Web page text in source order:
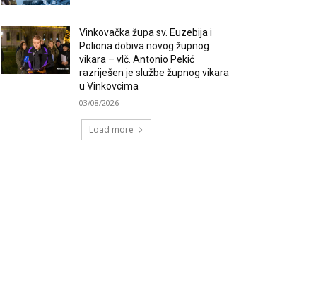
Vinkovačka župa sv. Euzebija i
Poliona dobiva novog župnog
vikara – vlč. Antonio Pekić
razriješen je službe župnog vikara
u Vinkovcima
03/08/2026
Load more